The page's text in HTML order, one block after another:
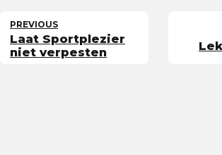
PREVIOUS
Laat Sportplezier
niet verpesten